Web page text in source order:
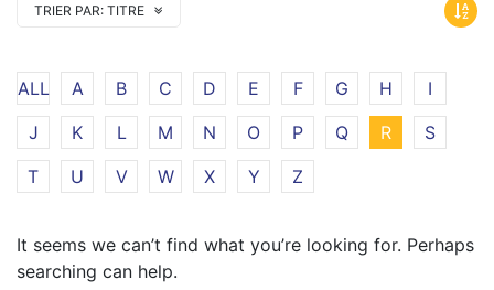
TRIER PAR: TITRE
ALL A B C D E F G H
I
J
K L M N O P Q R
S
T
U V W X Y Z
It seems we can’t find what you’re looking for. Perhaps
searching can help.